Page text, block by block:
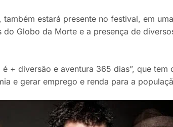
estará presente no festival, em uma
Globo da Morte e a presença de
+ diversão e aventura 365 dias”, que tem
e gerar emprego e renda para a